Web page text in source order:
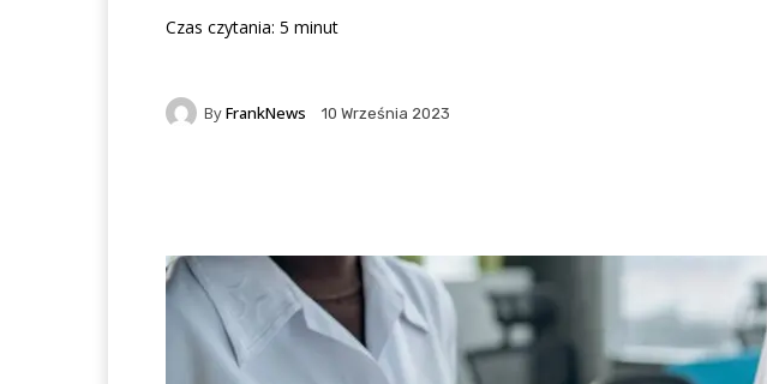
Czas czytania: 5 minut
ByFrankNews 10 Września 2023